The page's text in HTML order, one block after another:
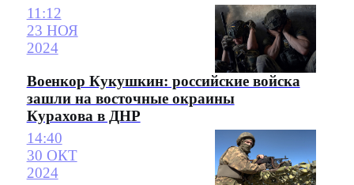
11:12
23 НОЯ
2024
Военкор Кукушкин: российские войска
зашли на восточные окраины
Курахова в ДНР
14:40
30 ОКТ
2024